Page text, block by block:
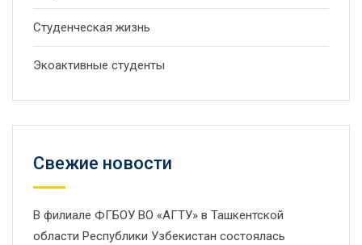
Студенческая жизнь
Экоактивные студенты
Свежие новости
В филиале ФГБОУ ВО «АГТУ» в Ташкентской
области Республики Узбекистан состоялась